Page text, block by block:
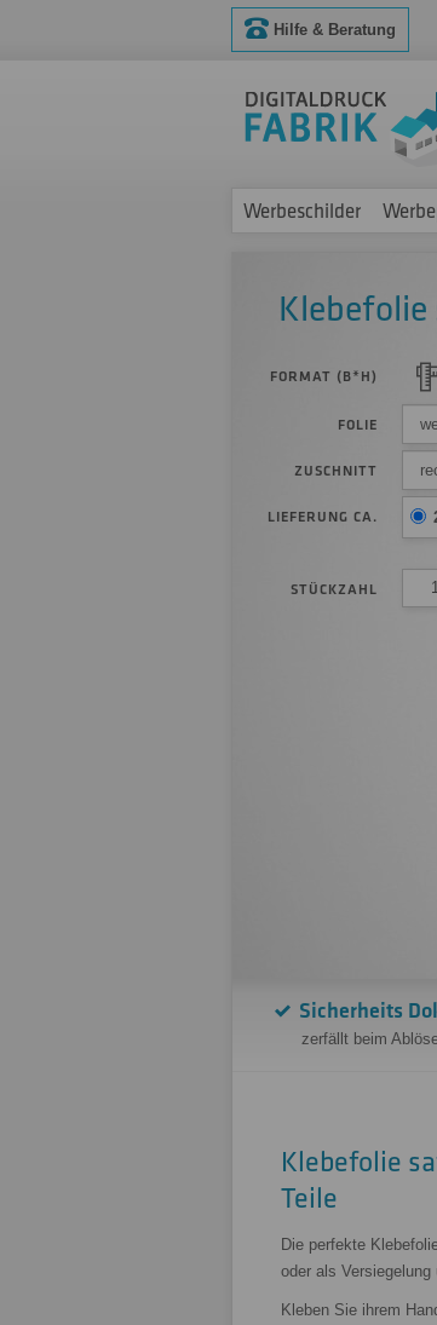
Hilfe & Beratung
Werbeschilder
FORMAT (B*H)
FOLIE
ZUSCHNITT
LIEFERUNG CA.
STÜCKZAHL
Sicherheits
zerfällt beim
Klebefolie
Teile
Die perfekte
oder als
Kleben Sie ihrem